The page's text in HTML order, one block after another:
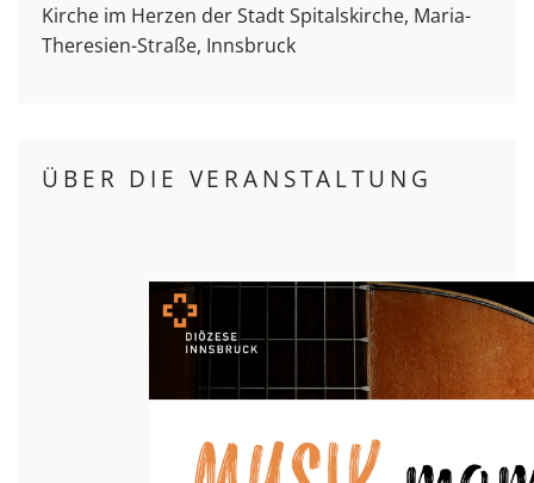
Kirche im Herzen der Stadt Spitalskirche, Maria-
Theresien-Straße, Innsbruck
ÜBER DIE VERANSTALTUNG